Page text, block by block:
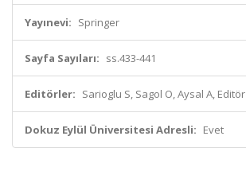
Yayınevi: Springer
Sayfa Sayıları: ss.433-441
Editörler: Sarioglu S, Sagol O, Aysal A, Editör
Dokuz Eylül Üniversitesi Adresli: Evet